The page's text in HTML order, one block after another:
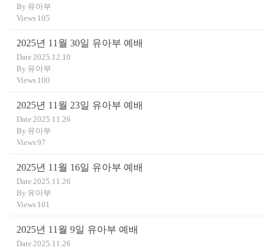
By 유아부
Views 105
2025년 11월 30일 유아부 예배
Date 2025.12.10
By 유아부
Views 100
2025년 11월 23일 유아부 예배
Date 2025.11.26
By 유아부
Views97
2025년 11월 16일 유아부 예배
Date 2025.11.26
By 유아부
Views 101
2025년 11월 9일 유아부 예배
Date 2025.11.26